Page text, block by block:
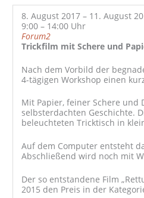
8. August 2017 – 11. August
9:00 – 14:00 Uhr
Forum2
Trickfilm mit Schere und
Nach dem Vorbild der
4-tägigen Workshop einen
Mit Papier, feiner Schere
selbsterdachten Geschichte.
beleuchteten Tricktisch in
Auf dem Computer entsteht
Abschließend wird noch mit
Der so entstandene Film
2015 den Preis in der